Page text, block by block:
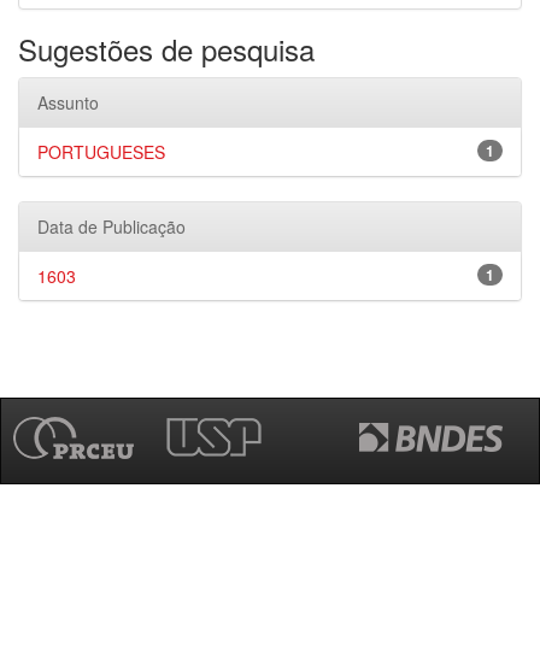
Sugestões de pesquisa
Assunto
1
PORTUGUESES
Data de Publicação
1
1603